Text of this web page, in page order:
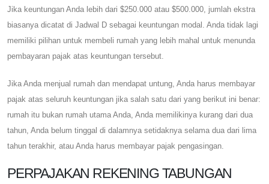
Jika keuntungan Anda lebih dari $250.000 atau $500.000, jumlah ekstra
biasanya dicatat di Jadwal D sebagai keuntungan modal. Anda tidak lagi
memiliki pilihan untuk membeli rumah yang lebih mahal untuk menunda
pembayaran pajak atas keuntungan tersebut.
Jika Anda menjual rumah dan mendapat untung, Anda harus membayar
pajak atas seluruh keuntungan jika salah satu dari yang berikut ini benar:
rumah itu bukan rumah utama Anda, Anda memilikinya kurang dari dua
tahun, Anda belum tinggal di dalamnya setidaknya selama dua dari lima
tahun terakhir, atau Anda harus membayar pajak pengasingan.
PERPAJAKAN REKENING TABUNGAN